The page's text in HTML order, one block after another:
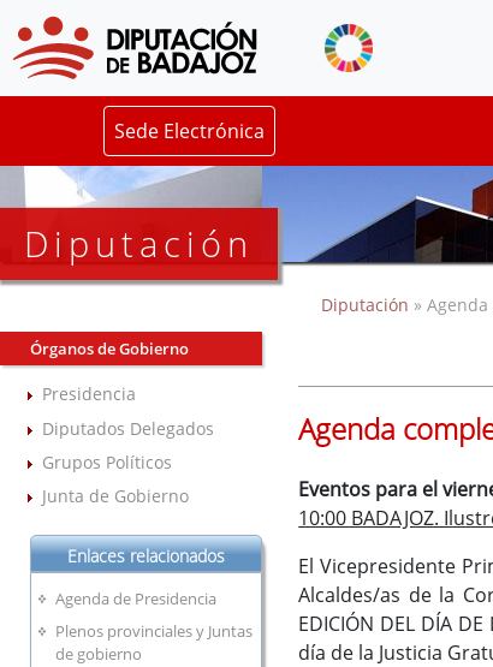
Sede Electrónica
Diputación
Órganos de Gobierno
Presidencia
Diputados Delegados
Grupos Políticos
Junta de Gobierno
Enlaces relacionados
Agenda de Presidencia
Plenos provinciales y Juntas
de gobierno
Diputación »
Agenda
Eventos para el
10:00 BADAJOZ.
El Vicepresidente
Alcaldes/as de la
EDICIÓN DEL DÍA
día de la Justicia